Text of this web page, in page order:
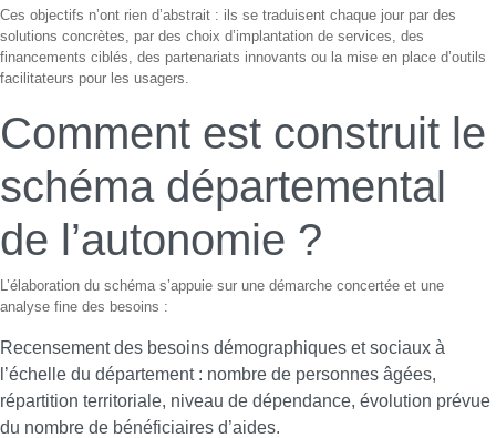
Ces objectifs n’ont rien d’abstrait : ils se traduisent chaque jour par des
solutions concrètes, par des choix d’implantation de services, des
financements ciblés, des partenariats innovants ou la mise en place d’outils
facilitateurs pour les usagers.
Comment est construit le
schéma départemental
de l’autonomie ?
L’élaboration du schéma s’appuie sur une démarche concertée et une
analyse fine des besoins :
Recensement des besoins démographiques et sociaux à
l’échelle du département : nombre de personnes âgées,
répartition territoriale, niveau de dépendance, évolution prévue
du nombre de bénéficiaires d’aides.